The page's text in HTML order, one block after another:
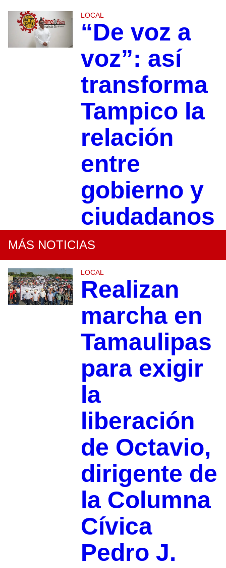
LOCAL
“De voz a
voz”: así
transforma
Tampico la
relación
entre
gobierno y
ciudadanos
MÁS NOTICIAS
LOCAL
Realizan
marcha en
Tamaulipas
para exigir
la
liberación
de Octavio,
dirigente de
la Columna
Cívica
Pedro J.